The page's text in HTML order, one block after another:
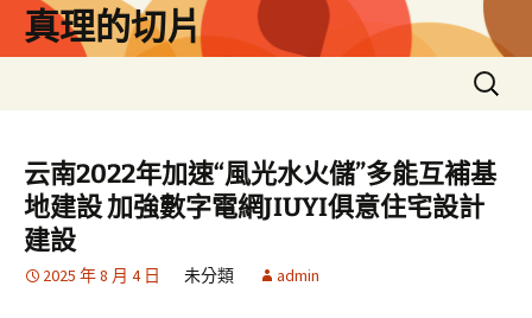
真理的切片
搜
尋
鍵
字:
云南2022年加速“風光水火儲”多能互補基
地建設 加強數字電網JIUYI俱意住宅設計
建設
2025 年 8 月 4 日 未分類 admin